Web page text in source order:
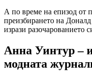
А по време на епизод от
преизбирането на
изрази разочарованието
Анна Уинтур –
модната